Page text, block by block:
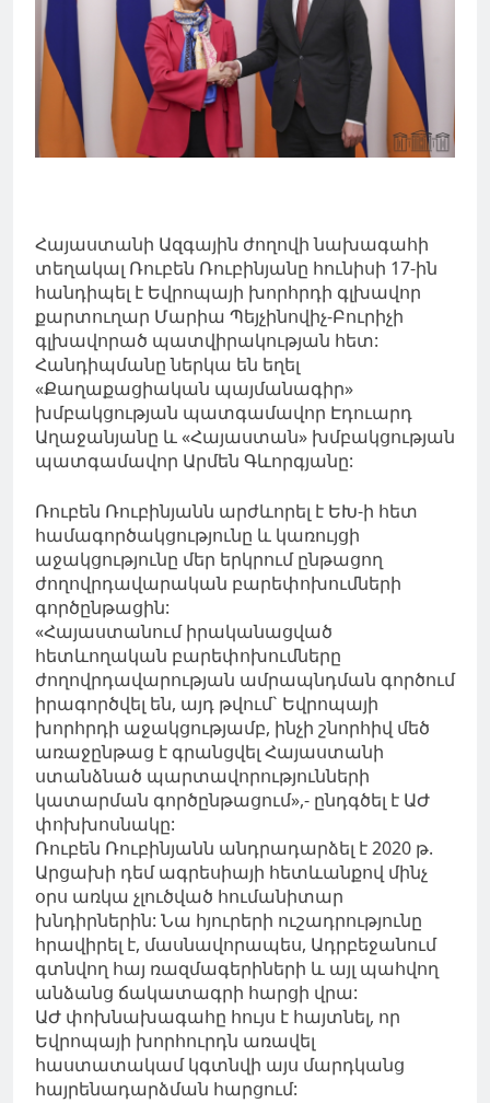
Հայաստանի Ազգային ժողովի նախագահի
տեղակալ Ռուբեն Ռուբինյանը հունիսի 17-ին
հանդիպել է Եվրոպայի խորհրդի գլխավոր
քարտուղար Մարիա Պեյչինովիչ-Բուրիչի
գլխավորած պատվիրակության հետ:
Հանդիպմանը ներկա են եղել
«Քաղաքացիական պայմանագիր»
խմբակցության պատգամավոր Էդուարդ
Աղաջանյանը և «Հայաստան» խմբակցության
պատգամավոր Արմեն Գևորգյանը:
Ռուբեն Ռուբինյանն արժևորել է ԵԽ-ի հետ
համագործակցությունը և կառույցի
աջակցությունը մեր երկրում ընթացող
ժողովրդավարական բարեփոխումների
գործընթացին:
«Հայաստանում իրականացված
հետևողական բարեփոխումները
ժողովրդավարության ամրապնդման գործում
իրագործվել են, այդ թվում` Եվրոպայի
խորհրդի աջակցությամբ, ինչի շնորհիվ մեծ
առաջընթաց է գրանցվել Հայաստանի
ստանձնած պարտավորությունների
կատարման գործընթացում»,- ընդգծել է ԱԺ
փոխխոսնակը:
Ռուբեն Ռուբինյանն անդրադարձել է 2020 թ.
Արցախի դեմ ագրեսիայի հետևանքով մինչ
օրս առկա չլուծված հումանիտար
խնդիրներին: Նա հյուրերի ուշադրությունը
հրավիրել է, մասնավորապես, Ադրբեջանում
գտնվող հայ ռազմագերիների և այլ պահվող
անձանց ճակատագրի հարցի վրա:
ԱԺ փոխնախագահը հույս է հայտնել, որ
Եվրոպայի խորհուրդն առավել
հաստատակամ կգտնվի այս մարդկանց
հայրենադարձման հարցում: